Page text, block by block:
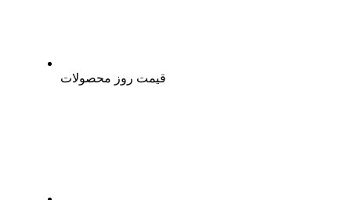
قیمت روز محصولات